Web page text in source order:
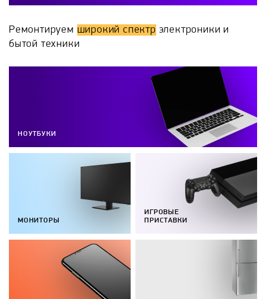
Ремонтируем широкий спектр электроники и
бытой техники
НОУТБУКИ
МОНИТОРЫ
ИГРОВЫЕ
ПРИСТАВКИ